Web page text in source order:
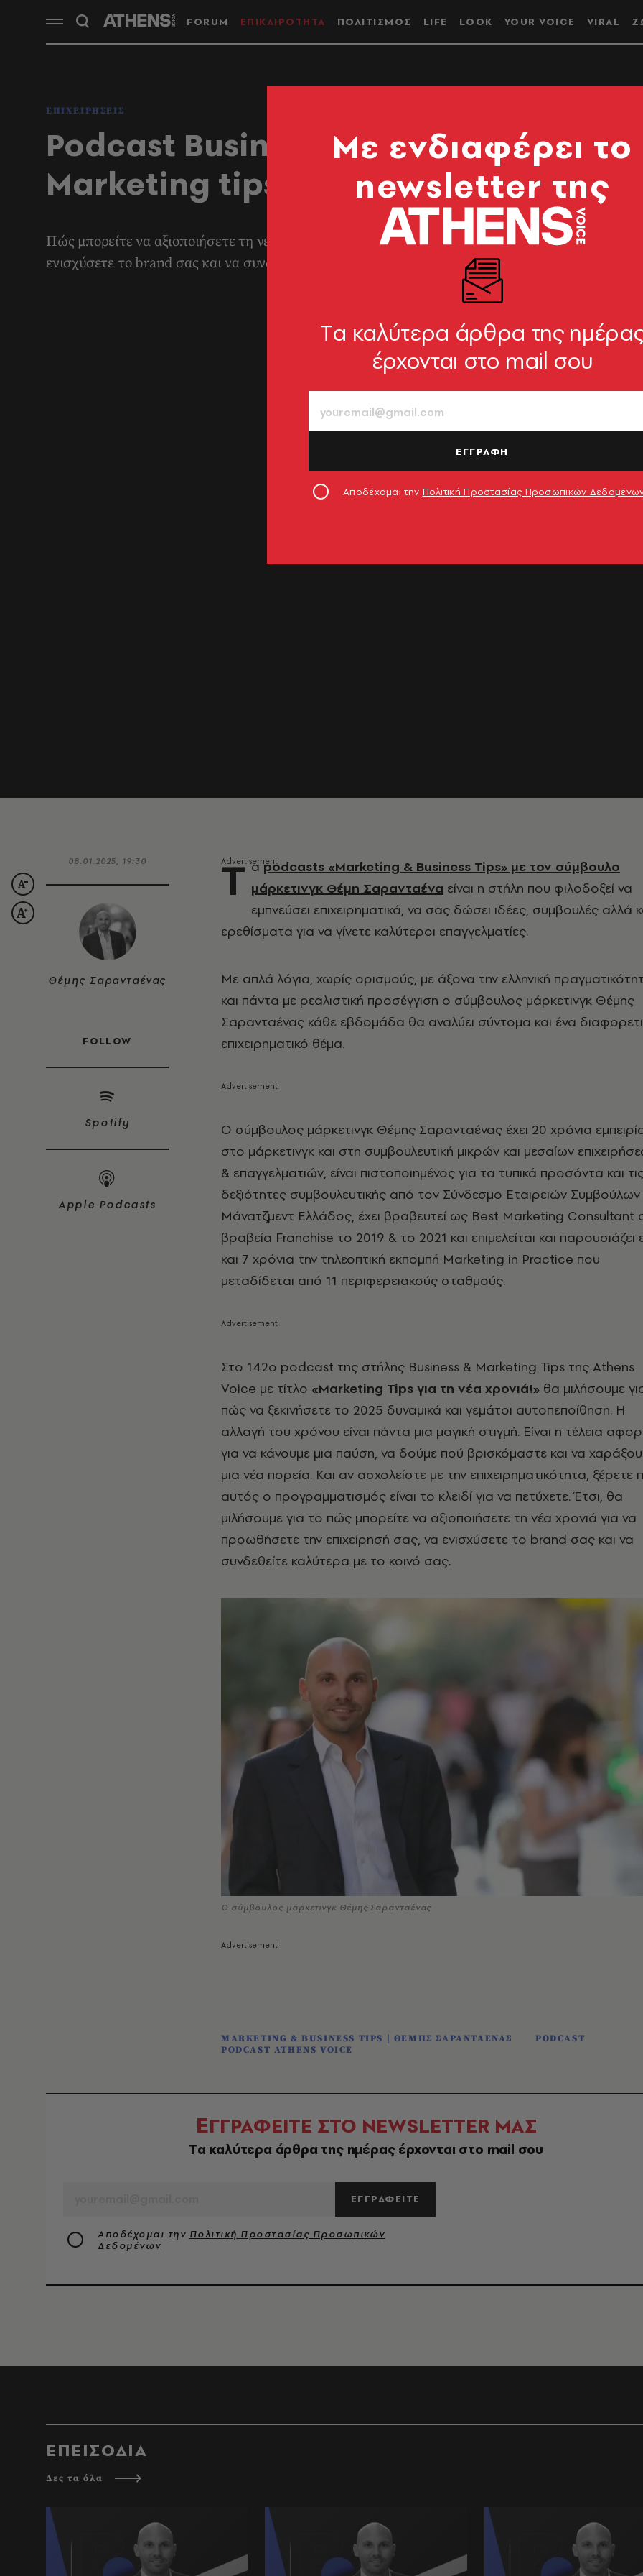
FORUM ΕΠΙΚΑΙΡΟΤΗΤΑ ΠΟΛΙΤΙΣΜΟΣ LIFE LOOK YOUR VOICE VIRAL
ΕΠΙΧΕΙΡΗΣΕΙΣ
Podcast Business & Marketing Tips |
Marketing tips για τη νέα χρονιά
Πώς μπορείτε να αξιοποιήσετε τη νέα χρονιά για να προωθήσετε την επιχείρησή σας, να
ενισχύσετε το brand σας και να συνδεθείτε καλύτερα με το κοινό σας
08.01.2025, 19:30
Θέμης Σαρανταένας
FOLLOW
Spotify
Apple Podcasts
T α podcasts «Marketing & Business Tips» με τον σύμβουλο
μάρκετινγκ Θέμη Σαρανταένα είναι η στήλη που φιλοδοξεί να
εμπνεύσει επιχειρηματικά, να σας δώσει ιδέες, συμβουλές αλλά
ερεθίσματα για να γίνετε καλύτεροι επαγγελματίες.
Με απλά λόγια, χωρίς ορισμούς, με άξονα την ελληνική
και πάντα με ρεαλιστική προσέγγιση ο σύμβουλος μάρκετινγκ Θέμης
Σαρανταένας κάθε εβδομάδα θα αναλύει σύντομα και ένα
επιχειρηματικό θέμα.
Ο σύμβουλος μάρκετινγκ Θέμης Σαρανταένας έχει 20 χρόνια
στο μάρκετινγκ και στη συμβουλευτική μικρών και μεσαίων
& επαγγελματιών, είναι πιστοποιημένος για τα τυπικά προσόντα και
δεξιότητες συμβουλευτικής από τον Σύνδεσμο Εταιρειών Συμβούλων
Μάνατζμεντ Ελλάδος, έχει βραβευτεί ως Best Marketing Consultant
βραβεία Franchise το 2019 & το 2021 και επιμελείται και
και 7 χρόνια την τηλεοπτική εκπομπή Marketing in Practice που
μεταδίδεται από 11 περιφερειακούς σταθμούς.
Στο 142ο podcast της στήλης Business & Marketing Tips της Athens
Voice με τίτλο «Marketing Tips για τη νέα χρονιά!» θα μιλήσουμε
πώς να ξεκινήσετε το 2025 δυναμικά και γεμάτοι αυτοπεποίθηση. Η
αλλαγή του χρόνου είναι πάντα μια μαγική στιγμή. Είναι η τέλεια
για να κάνουμε μια παύση, να δούμε πού βρισκόμαστε και να
μια νέα πορεία. Και αν ασχολείστε με την επιχειρηματικότητα, ξέρετε
αυτός ο προγραμματισμός είναι το κλειδί για να πετύχετε. Έτσι, θα
μιλήσουμε για το πώς μπορείτε να αξιοποιήσετε τη νέα χρονιά για να
προωθήσετε την επιχείρησή σας, να ενισχύσετε το brand σας και να
συνδεθείτε καλύτερα με το κοινό σας.
Ο σύμβουλος μάρκετινγκ Θέμης Σαρανταένας
MARKETING & BUSINESS TIPS | ΘΕΜΗΣ ΣΑΡΑΝΤΑΕΝΑΣ
PODCAST
PODCAST ATHENS VOICE
ΕΓΓΡΑΦΕΙΤΕ ΣΤΟ NEWSLETTER ΜΑΣ
Tα καλύτερα άρθρα της ημέρας έρχονται στο mail σου
ΕΓΓΡΑΦΕΙΤΕ
Αποδέχομαι την Πολιτική Προστασίας Προσωπικών
Δεδομένων
ΕΠΕΙΣΟΔΙΑ
Δες τα όλα
Mε ενδιαφέρει το
newsletter της
Tα καλύτερα άρθρα της
έρχονται στο mail σου
ΕΓΓΡΑΦΗ
Αποδέχομαι την Πολιτική Προστασίας Προσωπικών